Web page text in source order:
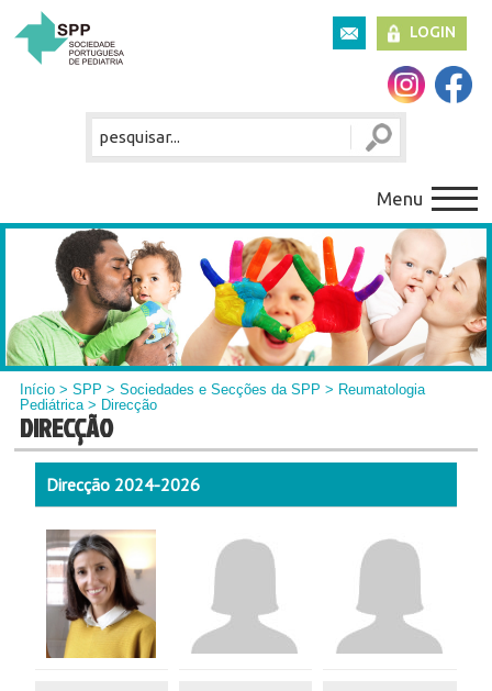
LOGIN
Menu
Início >SPP >Sociedades e Secções da SPP > Reumatologia
Pediátrica> Direcção
DIRECÇÃO
Direcção 2024-2026